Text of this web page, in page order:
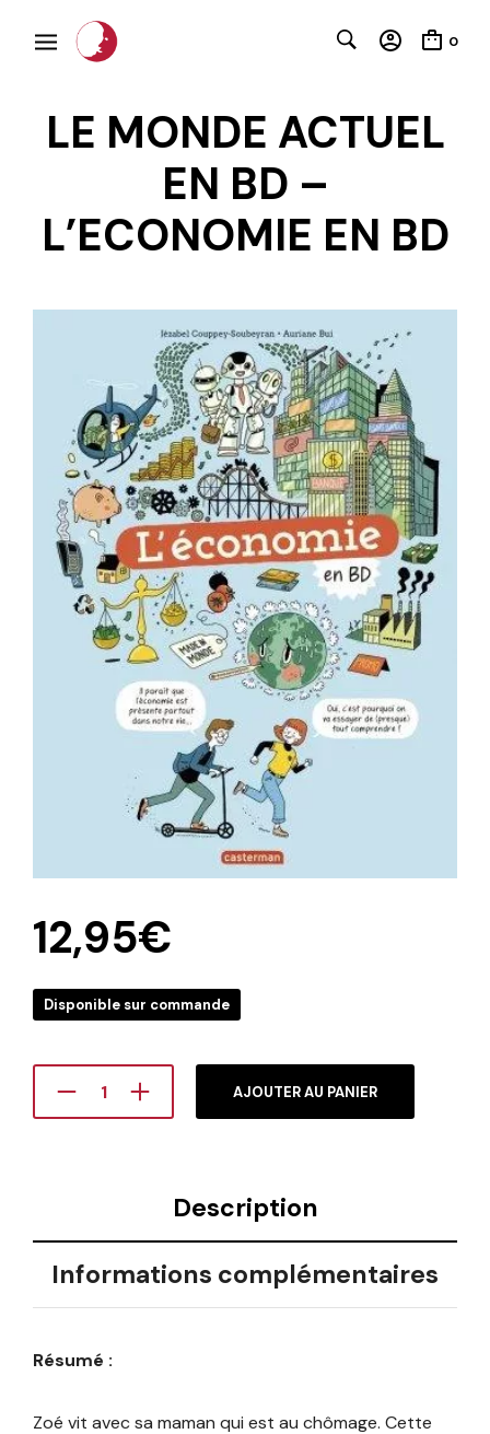
0
LE MONDE ACTUEL
EN BD –
L’ECONOMIE EN BD
12,95€
Disponible sur commande
AJOUTER AU PANIER
Description
Informations complémentaires
Résumé :
Zoé vit avec sa maman qui est au chômage. Cette